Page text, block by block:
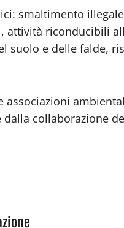
smaltimento
attività riconducibili
suolo e delle falde,
associazioni
dalla collaborazione